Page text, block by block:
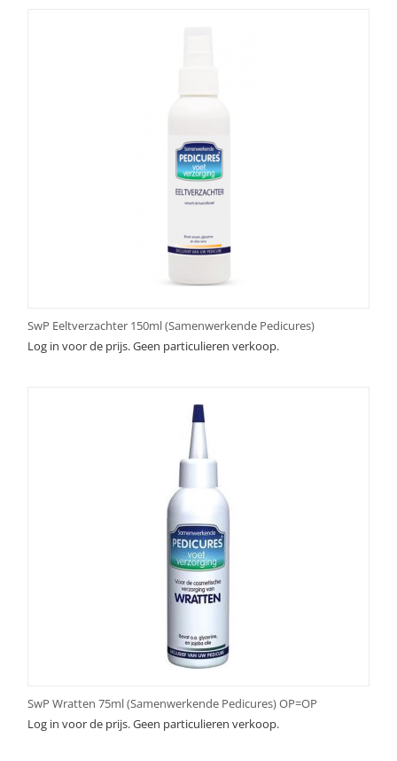
SwP Eeltverzachter 150ml (Samenwerkende Pedicures)
Log in voor de prijs. Geen particulieren verkoop.
SwP Wratten 75ml (Samenwerkende Pedicures) OP=OP
Log in voor de prijs. Geen particulieren verkoop.